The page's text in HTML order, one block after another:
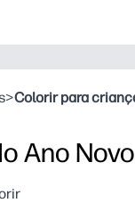
>Colorir para
Ano